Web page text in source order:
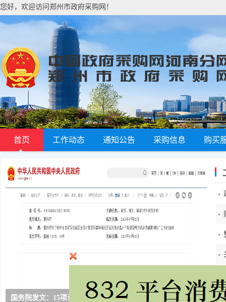
您好，欢迎访问郑州市政府采购网！
首页 工作动态 通知公告 采购信息 购买
国务院发文：15项试点举措！推进政府采购
枢纽赋能 加速编织交通“新经纬”
国务院发文：15项试点举措！推进政府采购
枢纽赋能 加速编织交通“新经纬”